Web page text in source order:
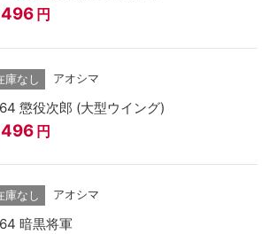
円
庫なし アオシマ
懲役次郎 (大型ウイング)
円
庫なし アオシマ
暗黒将軍